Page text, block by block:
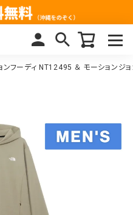
ンフーディ NT12495 ＆ モーションジ